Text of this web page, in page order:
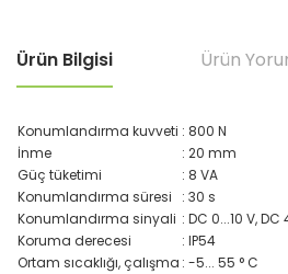
Ürün Bilgisi Ürün
Konumlandırma kuvveti : 800 N
İnme
: 20 mm
Güç tüketimi
: 8 VA
Konumlandırma süresi
: 30 s
Konumlandırma sinyali : DC 0...10 V,
Koruma derecesi
: IP54
Ortam sıcaklığı, çalışma : -5... 55 ° C